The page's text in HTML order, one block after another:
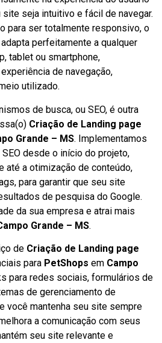
site seja intuitivo e fácil de navegar.
para ser totalmente responsivo, o
perfeitamente a qualquer
tablet ou smartphone,
de navegação,
utilizado.
de busca, ou SEO, é outra
Criação de Landing page
Grande – MS. Implementamos
desde o início do projeto,
até a otimização de conteúdo,
para garantir que seu site
de pesquisa do Google.
da sua empresa e atrai mais
Grande – MS.
de Criação de Landing page
para PetShops em Campo
para redes sociais, formulários de
de gerenciamento de
você mantenha seu site sempre
a comunicação com seus
seu site relevante e